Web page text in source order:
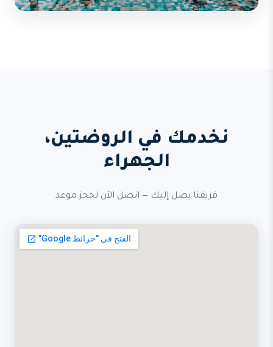
نخدمك في الروضتين،
الجهراء
فريقنا يصل إليك — اتصل الآن لحجز موعد